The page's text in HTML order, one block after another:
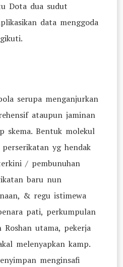
Dota dua sudut
data menggoda
serupa menganjurkan
ataupun jaminan
skema. Bentuk molekul
yg hendak
/ pembunuhan
baru nun
& regu istimewa
pati, perkumpulan
utama, pekerja
melenyapkan kamp.
menginsafi